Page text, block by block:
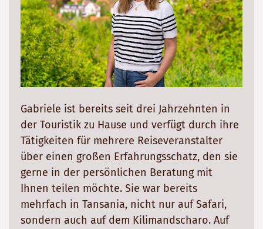
Gabriele ist bereits seit drei Jahrzehnten in
der Touristik zu Hause und verfügt durch ihre
Tätigkeiten für mehrere Reiseveranstalter
über einen großen Erfahrungsschatz, den sie
gerne in der persönlichen Beratung mit
Ihnen teilen möchte. Sie war bereits
mehrfach in Tansania, nicht nur auf Safari,
sondern auch auf dem Kilimandscharo. Auf